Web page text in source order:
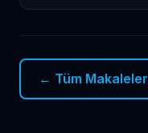
← Tüm Makaleler